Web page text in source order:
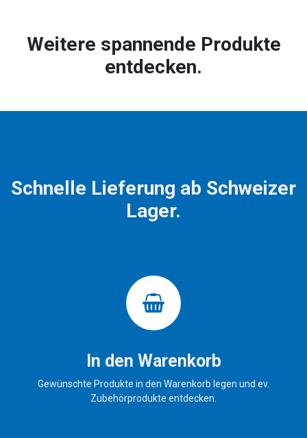
Weitere spannende Produkte
entdecken.
Schnelle Lieferung ab Schweizer
Lager.
In den Warenkorb
Gewünschte Produkte in den Warenkorb legen und ev.
Zubehörprodukte entdecken.